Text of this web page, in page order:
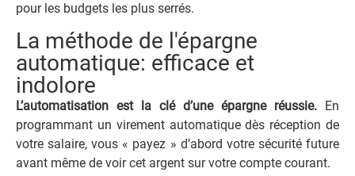
pour les budgets les plus serrés.
La méthode de l'épargne
automatique: efficace et
indolore
L’automatisation est la clé d’une épargne réussie. En
programmant un virement automatique dès réception de
votre salaire, vous « payez » d’abord votre sécurité future
avant même de voir cet argent sur votre compte courant.